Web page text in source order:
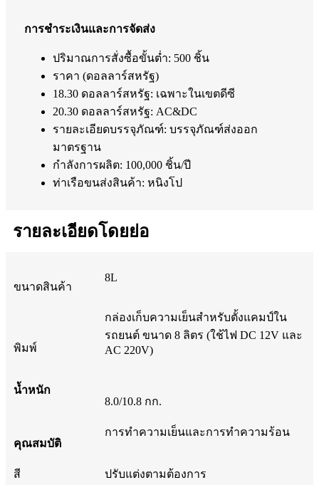
การชำระเงินและการจัดส่ง
ปริมาณการสั่งซื้อขั้นต่ำ: 500 ชิ้น
ราคา (ดอลลาร์สหรัฐ)
18.30 ดอลลาร์สหรัฐ: เฉพาะในเขตดีซี
20.30 ดอลลาร์สหรัฐ: AC&DC
รายละเอียดบรรจุภัณฑ์: บรรจุภัณฑ์ส่งออก
มาตรฐาน
กำลังการผลิต: 100,000 ชิ้น/ปี
ท่าเรือขนส่งสินค้า: หนิงโป
รายละเอียดโดยย่อ
ขนาดสินค้า
8L
พิมพ์
กล่องเก็บความเย็นสำหรับตั้งแคมป์ใน
รถยนต์ ขนาด 8 ลิตร (ใช้ไฟ DC 12V และ
AC 220V)
น้ำหนัก
8.0/10.8 กก.
คุณสมบัติ
การทำความเย็นและการทำความร้อน
สี ปรับแต่งตามต้องการ